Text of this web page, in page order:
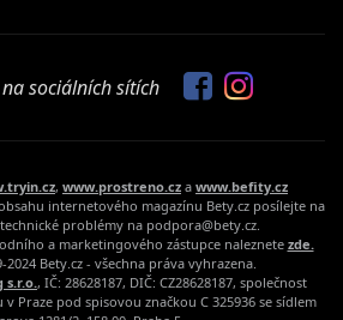
sociálních sítích
, www.prostreno.cz a www.befity.cz
internetového magazínu Bety.cz posílejte na
problémy na podpora@bety.cz.
a marketingového zástupce naleznete zde.
Bety.cz - všechna práva vyhrazena.
s.r.o., IČ: 28628187, DIČ: CZ28628187, společnost
Praze pod spisovou značkou C 325936 se sídlem